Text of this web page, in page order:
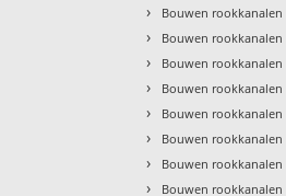
› Bouwen
› Bouwen rookkanalen
› Bouwen rookkanalen
› Bouwen
› Bouwen
› Bouwen
› Bouwen rookkanalen
› Bouwen